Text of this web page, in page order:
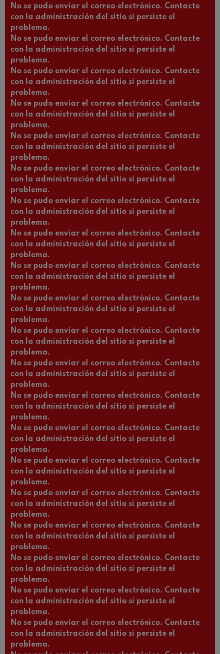
No se pudo enviar el correo electrónico. Contacte
con la administración del sitio si persiste el
problema.
No se pudo enviar el correo electrónico. Contacte
con la administración del sitio si persiste el
problema.
No se pudo enviar el correo electrónico. Contacte
con la administración del sitio si persiste el
problema.
No se pudo enviar el correo electrónico. Contacte
con la administración del sitio si persiste el
problema.
No se pudo enviar el correo electrónico. Contacte
con la administración del sitio si persiste el
problema.
No se pudo enviar el correo electrónico. Contacte
con la administración del sitio si persiste el
problema.
No se pudo enviar el correo electrónico. Contacte
con la administración del sitio si persiste el
problema.
No se pudo enviar el correo electrónico. Contacte
con la administración del sitio si persiste el
problema.
No se pudo enviar el correo electrónico. Contacte
con la administración del sitio si persiste el
problema.
No se pudo enviar el correo electrónico. Contacte
con la administración del sitio si persiste el
problema.
No se pudo enviar el correo electrónico. Contacte
con la administración del sitio si persiste el
problema.
No se pudo enviar el correo electrónico. Contacte
con la administración del sitio si persiste el
problema.
No se pudo enviar el correo electrónico. Contacte
con la administración del sitio si persiste el
problema.
No se pudo enviar el correo electrónico. Contacte
con la administración del sitio si persiste el
problema.
No se pudo enviar el correo electrónico. Contacte
con la administración del sitio si persiste el
problema.
No se pudo enviar el correo electrónico. Contacte
con la administración del sitio si persiste el
problema.
No se pudo enviar el correo electrónico. Contacte
con la administración del sitio si persiste el
problema.
No se pudo enviar el correo electrónico. Contacte
con la administración del sitio si persiste el
problema.
No se pudo enviar el correo electrónico. Contacte
con la administración del sitio si persiste el
problema.
No se pudo enviar el correo electrónico. Contacte
con la administración del sitio si persiste el
problema.